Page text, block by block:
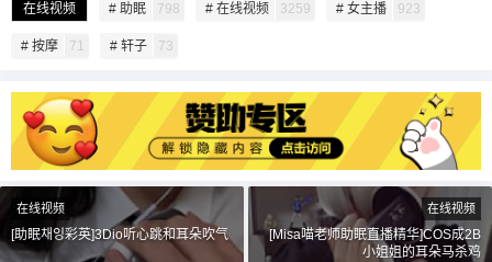
在线视频 # 助眠 798 # 在线视频 3259 # 女主播 923
# 按摩 71 # 轩子 73
20 元
¥
在线视频
[助眠채잉彩英]3Dio听心跳和耳朵吹气
在线视频
[Misa喵老师助眠直播精华]COS成2B
小姐姐的耳朵马杀鸡
您没有权限发布内容，请购买会员或者提升权
限。
6位以上
6位以上